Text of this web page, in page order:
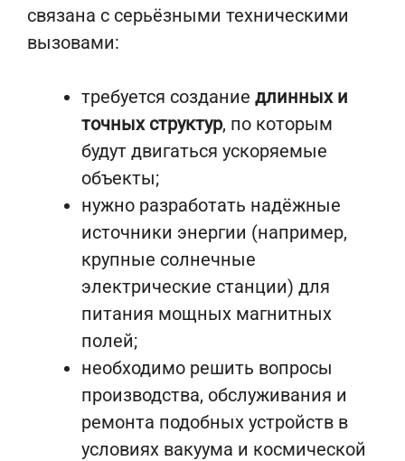
связана с серьёзными техническими
вызовами:
требуется создание длинных и
точных структур, по которым
будут двигаться ускоряемые
объекты;
нужно разработать надёжные
источники энергии (например,
крупные солнечные
электрические станции) для
питания мощных магнитных
полей;
необходимо решить вопросы
производства, обслуживания и
ремонта подобных устройств в
условиях вакуума и космической